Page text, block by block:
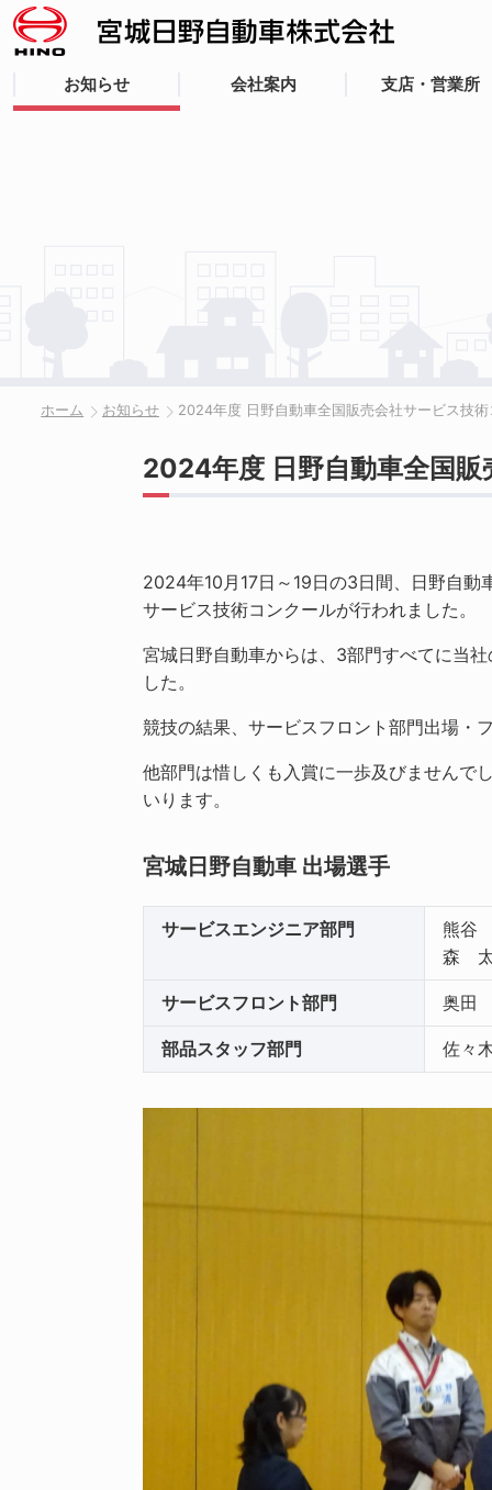
お知らせ 会社案内 支店・営業所
ホーム お知らせ 2024年度 日野自動車全国販売会社サービス技
2024年度 日野自動車全国
2024年10月17日～19日の3日間、日野自
サービス技術コンクールが行われました。
宮城日野自動車からは、3部門すべてに当
した。
競技の結果、サービスフロント部門出場・
他部門は惜しくも入賞に一歩及びませんで
いります。
宮城日野自動車 出場選手
サービスエンジニア部門
熊谷
森
サービスフロント部門 奥田
部品スタッフ部門 佐々